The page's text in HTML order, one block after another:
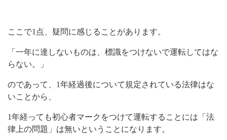
ここで1点、疑問に感じることがあります。
「一年に達しないものは、標識をつけないで運転してはな
らない。」
のであって、1年経過後について規定されている法律はな
いことから、
1年経っても初心者マークをつけて運転することには「法
律上の問題」は無いということになります。